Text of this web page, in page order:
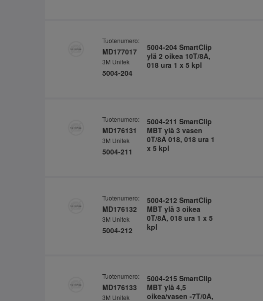
Tuotenumero:
MD177017
3M Unitek
5004-204
5004-204 SmartClip
ylä 2 oikea 10T/8A,
018 ura 1 x 5 kpl
Tuotenumero:
MD176131
3M Unitek
5004-211
5004-211 SmartClip
MBT ylä 3 vasen
0T/8A 018, 018 ura 1
x 5 kpl
Tuotenumero:
MD176132
3M Unitek
5004-212
5004-212 SmartClip
MBT ylä 3 oikea
0T/8A, 018 ura 1 x 5
kpl
Tuotenumero:
MD176133
3M Unitek
5004-215 SmartClip
MBT ylä 4,5
oikea/vasen -7T/0A,